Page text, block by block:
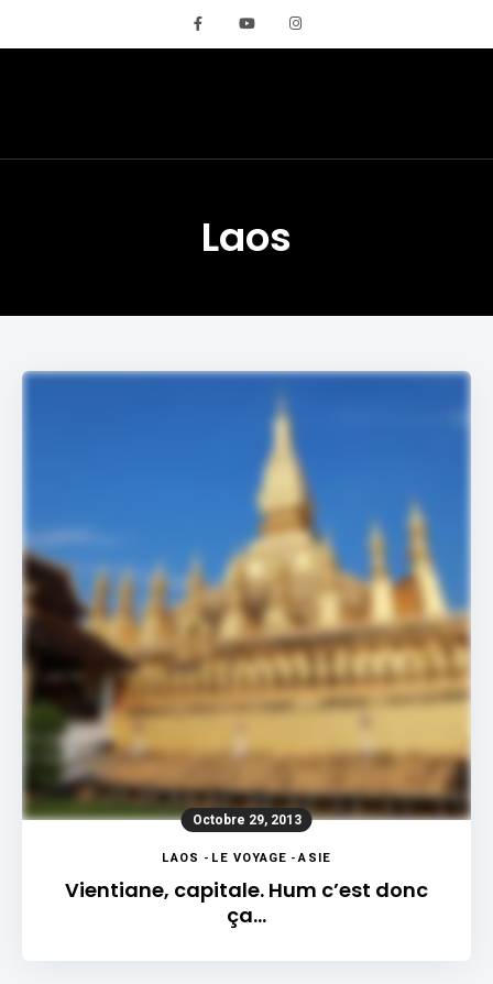
Laos
Octobre 29, 2013
LAOS - LE VOYAGE -ASIE
Vientiane, capitale. Hum c’est donc
ça…